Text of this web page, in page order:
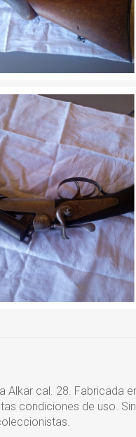
Alkar cal. 28. Fabricada
condiciones de uso.